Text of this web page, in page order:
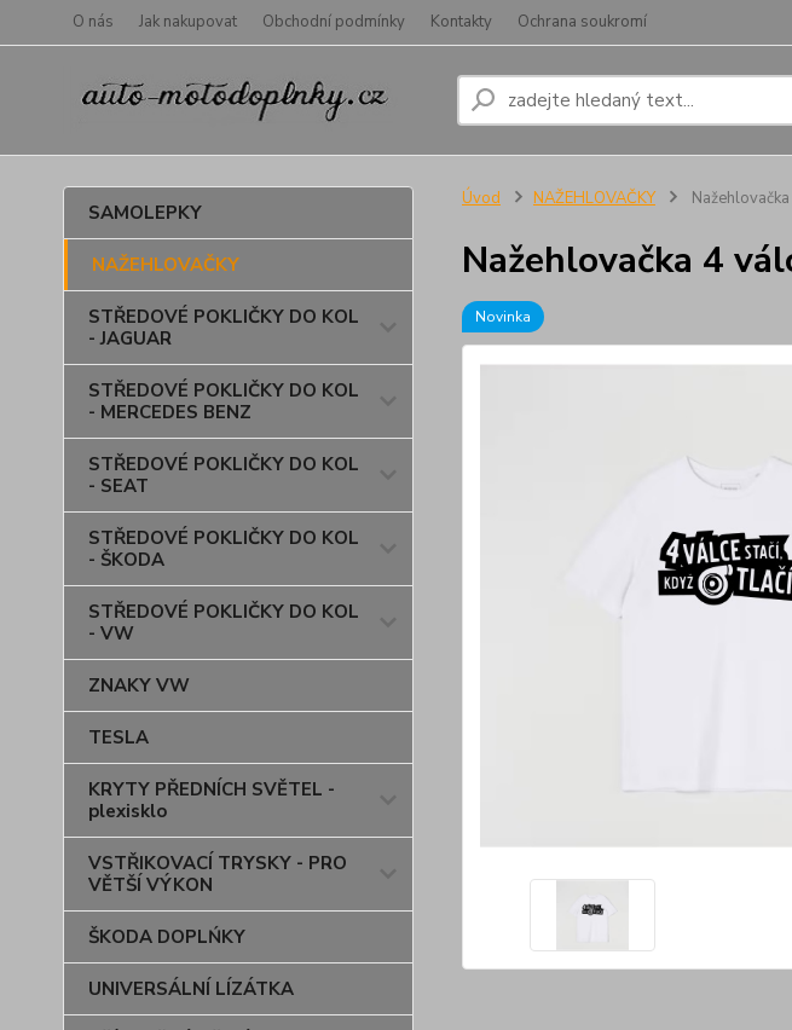
O nás Jak nakupovat Obchodní podmínky Kontakty Ochrana soukromí
SAMOLEPKY
NAŽEHLOVAČKY
STŘEDOVÉ POKLIČKY DO KOL
- JAGUAR
STŘEDOVÉ POKLIČKY DO KOL
- MERCEDES BENZ
STŘEDOVÉ POKLIČKY DO KOL
- SEAT
STŘEDOVÉ POKLIČKY DO KOL
- ŠKODA
STŘEDOVÉ POKLIČKY DO KOL
- VW
ZNAKY VW
TESLA
KRYTY PŘEDNÍCH SVĚTEL -
plexisklo
VSTŘIKOVACÍ TRYSKY - PRO
VĚTŠÍ VÝKON
ŠKODA DOPLŃKY
UNIVERSÁLNÍ LÍZÁTKA
Úvod NAŽEHLOVAČKY
Nažehlovačka 4
Novinka